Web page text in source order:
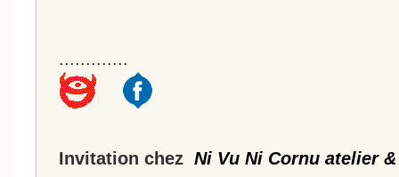
.............
Invitation chez Ni Vu Ni Cornu atelier